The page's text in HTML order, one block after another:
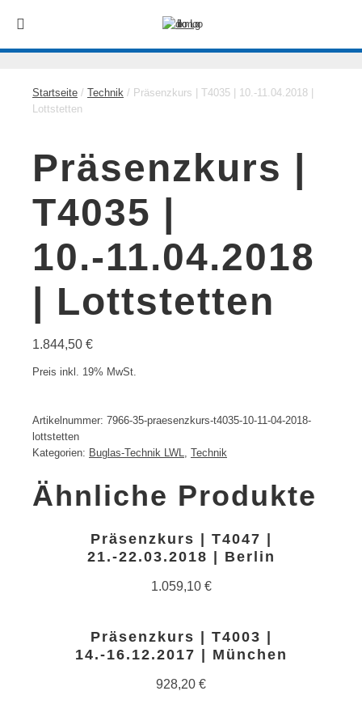
Startseite / Technik / Präsenzkurs | T4035 | 10.-11.04.2018 |
Lottstetten
Präsenzkurs |
T4035 |
10.-11.04.2018
| Lottstetten
1.844,50 €
Preis inkl. 19% MwSt.
Artikelnummer: 7966-35-praesenzkurs-t4035-10-11-04-2018-
lottstetten
Kategorien: Buglas-Technik LWL, Technik
Ähnliche Produkte
Präsenzkurs | T4047 |
21.-22.03.2018 | Berlin
1.059,10 €
Präsenzkurs | T4003 |
14.-16.12.2017 | München
928,20 €